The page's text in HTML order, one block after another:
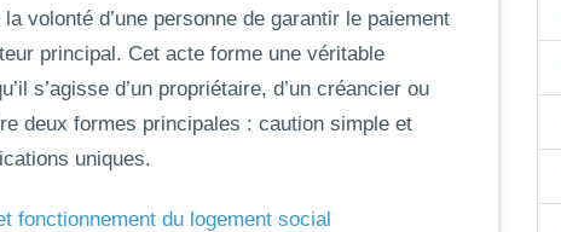
volonté d’une personne de garantir le paiement
principal. Cet acte forme une véritable
s’agisse d’un propriétaire, d’un créancier ou
deux formes principales : caution simple et
uniques.
fonctionnement du logement social